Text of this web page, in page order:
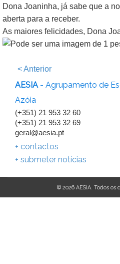
Dona Joaninha, já sabe que a
aberta para a receber.
As maiores felicidades, Dona
<Anterior
AESIA- Agrupamento de
Azóia
(+351) 21 953 32 60
(+351) 21 953 32 69
geral@aesia.pt
+ contactos
+ submeter notícias
© 2026 AESIA. Todos os